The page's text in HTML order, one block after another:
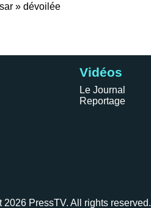
» dévoilée
Vidéos
Le Journal
Reportage
PressTV. All rights reserved.